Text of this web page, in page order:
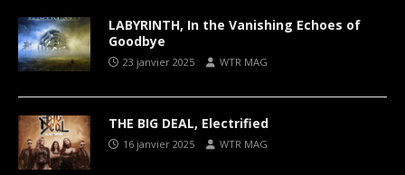
LABYRINTH, In the Vanishing Echoes of
Goodbye
23 janvier 2025 WTR MAG
THE BIG DEAL, Electrified
16 janvier 2025 WTR MAG